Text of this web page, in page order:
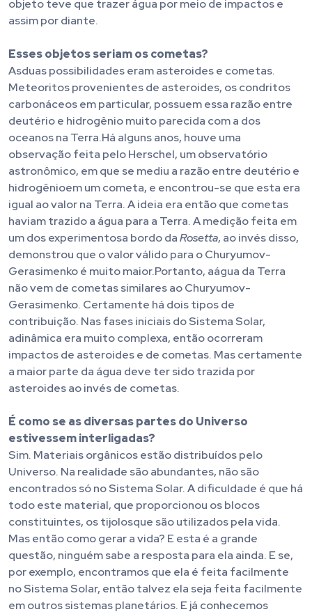
objeto teve que trazer água por meio de impactos e
assim por diante.
Esses objetos seriam os cometas?
Asduas possibilidades eram asteroides e cometas.
Meteoritos provenientes de asteroides, os condritos
carbonáceos em particular, possuem essa razão entre
deutério e hidrogênio muito parecida com a dos
oceanos na Terra.Há alguns anos, houve uma
observação feita pelo Herschel, um observatório
astronômico, em que se mediu a razão entre deutério e
hidrogênioem um cometa, e encontrou-se que esta era
igual ao valor na Terra. A ideia era então que cometas
haviam trazido a água para a Terra. A medição feita em
um dos experimentosa bordo daRosetta, ao invés disso,
demonstrou que o valor válido para o Churyumov-
Gerasimenko é muito maior.Portanto, aágua da Terra
não vem de cometas similares ao Churyumov-
Gerasimenko. Certamente há dois tipos de
contribuição. Nas fases iniciais do Sistema Solar,
adinâmica era muito complexa, então ocorreram
impactos de asteroides e de cometas. Mas certamente
a maior parte da água deve ter sido trazida por
asteroides ao invés de cometas.
É como se as diversas partes do Universo
estivessem interligadas?
Sim. Materiais orgânicos estão distribuídos pelo
Universo. Na realidade são abundantes, não são
encontrados só no Sistema Solar. A dificuldade é que há
todo este material, que proporcionou os blocos
constituintes, os tijolosque são utilizados pela vida.
Mas então como gerar a vida? E esta é a grande
questão, ninguém sabe a resposta para ela ainda. E se,
por exemplo, encontramos que ela é feita facilmente
no Sistema Solar, então talvez ela seja feita facilmente
em outros sistemas planetários. E já conhecemos